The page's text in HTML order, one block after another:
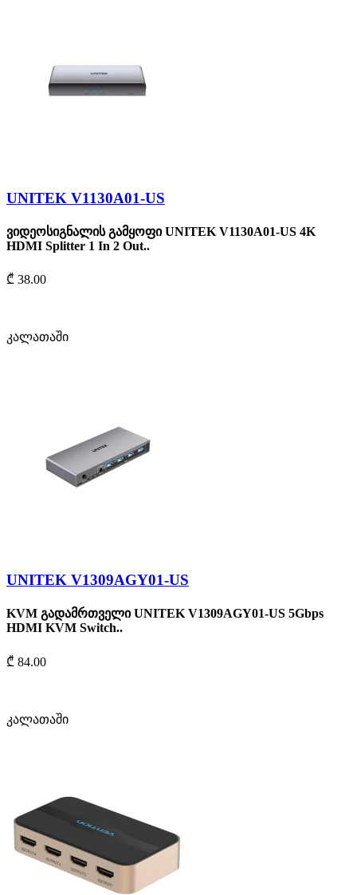
UNITEK V1130A01-US
ვიდეოსიგნალის გამყოფი UNITEK V1130A01-US 4K
HDMI Splitter 1 In 2 Out..
₾ 38.00
კალათაში
UNITEK V1309AGY01-US
KVM გადამრთველი UNITEK V1309AGY01-US 5Gbps
HDMI KVM Switch..
₾ 84.00
კალათაში